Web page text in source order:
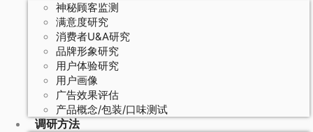
神秘顾客监测
满意度研究
消费者U&A研究
品牌形象研究
用户体验研究
用户画像
广告效果评估
产品概念/包装/口味测试
调研方法